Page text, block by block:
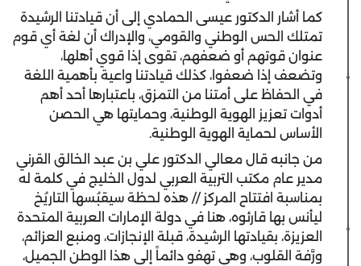
كما أشار الدكتور عيسى الحمادي إلى أن قيادتنا الرشيدة
تمتلك الحس الوطني والقومي، والإدراك أن لغة أي قوم
عنوان قوتهم أو ضعفهم، تقوى إذا قوي أهلها،
وتضعف إذا ضعفوا، كذلك قيادتنا واعية بأهمية اللغة
في الحفاظ على أمتنا من التمزق، باعتبارها أحد أهم
أدوات تعزيز الهوية الوطنية، وحمايتها هي الحصن
الأساس لحماية الهوية الوطنية.
من جانبه قال معالي الدكتور علي بن عبد الخالق القرني
مدير عام مكتب التربية العربي لدول الخليج في كلمة له
بمناسبة افتتاح المركز // هذه لحظة سيقبُسها التاريُخ
ليأنس بها قارئوه، هنا في دولة الإمارات العربية المتحدة
العزيزة، بقيادتها الرشيدة، قبلة الإنجازات، ومنبع العزائم،
ورَّفة القلوب، وهي تهفو دائماً إلى هذا الوطن الجميل،